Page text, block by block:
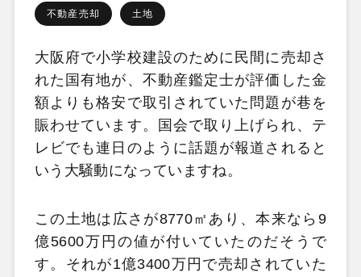
不動産売却 土地
大阪府で小学校建設のために民間に売却さ
れた国有地が、不動産鑑定士が評価した金
額よりも格安で取引されていた問題が巷を
賑わせています。国会で取り上げられ、テ
レビでも連日のように話題が報道されると
いう大騒動になっていますね。
この土地は広さが8770㎡あり、本来なら9
億5600万円の値が付いていたのだそうで
す。それが1億3400万円で売却されていた